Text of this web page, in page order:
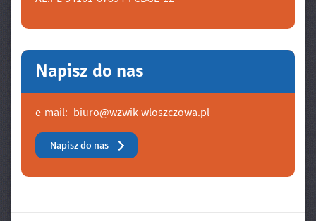
Napisz do nas
e-mail: biuro@wzwik-wloszczowa.pl
Napisz do nas